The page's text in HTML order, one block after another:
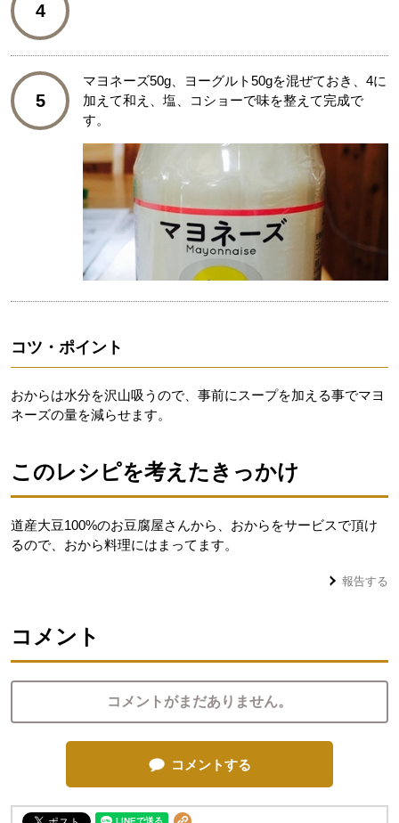
4
5
マヨネーズ50g、ヨーグルト50gを混ぜておき、4に
加えて和え、塩、コショーで味を整えて完成で
す。
コツ・ポイント
おからは水分を沢山吸うので、事前にスープを加える事でマヨ
ネーズの量を減らせます。
このレシピを考えたきっかけ
道産大豆100%のお豆腐屋さんから、おからをサービスで頂け
るので、おから料理にはまってます。
報告する
コメント
コメントがまだありません。
コメントする